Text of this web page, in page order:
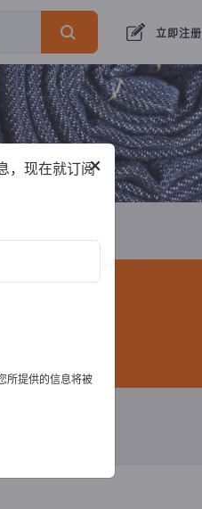
立即注册
出口商21 制造商19
×
，现在就订阅
所提供的信息将被